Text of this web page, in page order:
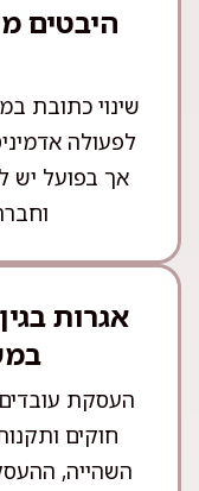
היבטים
שינוי כתובת
לפעולה
אך בפועל יש
אגרות
העסקת
חוקים
השהייה,